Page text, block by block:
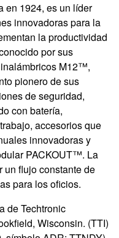
en 1924, es un líder
innovadoras para la
la productividad
por sus
M12™,
pionero de sus
de seguridad,
con batería,
accesorios que
innovadoras y
PACKOUT™. La
un flujo constante de
para los oficios.
de Techtronic
Wisconsin. (TTI)